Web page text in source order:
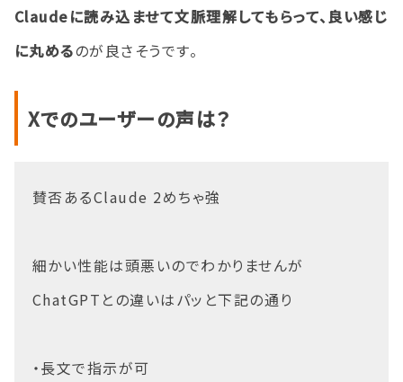
Claudeに読み込ませて文脈理解してもらって、良い感じ
に丸めるのが良さそうです。
Xでのユーザーの声は？
賛否あるClaude 2めちゃ強
細かい性能は頭悪いのでわかりませんが
ChatGPTとの違いはパッと下記の通り
・長文で指示が可